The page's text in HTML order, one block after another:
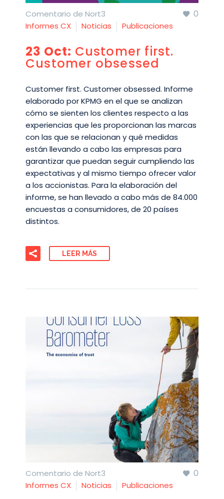
0
Comentario de Nort3
Informes CX
Noticias Publicaciones
23 Oct: Customer first.
Customer obsessed
Customer first. Customer obsessed. Informe
elaborado por KPMG en el que se analizan
cómo se sienten los clientes respecto a las
experiencias que les proporcionan las marcas
con las que se relacionan y qué medidas
están llevando a cabo las empresas para
garantizar que puedan seguir cumpliendo las
expectativas y al mismo tiempo ofrecer valor
a los accionistas. Para la elaboración del
informe, se han llevado a cabo más de 84.000
encuestas a consumidores, de 20 países
distintos.
LEER MÁS
0
Comentario de Nort3
Informes CX
Noticias Publicaciones